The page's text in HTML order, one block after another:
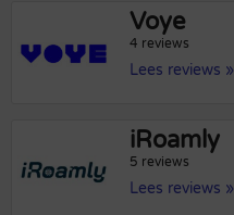
Voye
4 reviews
Lees reviews »
iRoamly
5 reviews
Lees reviews »